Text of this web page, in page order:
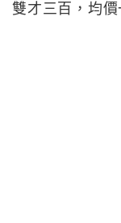
雙才三百，均